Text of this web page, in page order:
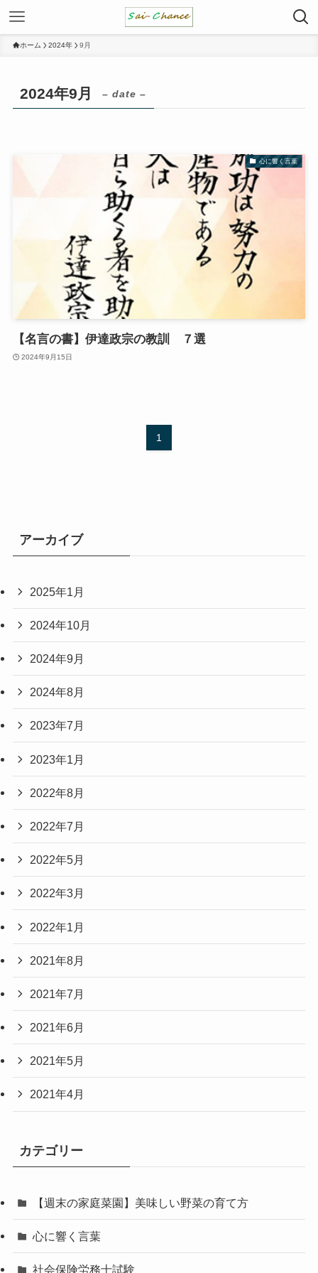
ホーム 2024年 9月
2024年9月 – date –
心に響く言葉
【名言の書】伊達政宗の教訓 ７選
2024年9月15日
1
アーカイブ
2025年1月
2024年10月
2024年9月
2024年8月
2023年7月
2023年1月
2022年8月
2022年7月
2022年5月
2022年3月
2022年1月
2021年8月
2021年7月
2021年6月
2021年5月
2021年4月
カテゴリー
【週末の家庭菜園】美味しい野菜の育て方
心に響く言葉
社会保険労務士試験